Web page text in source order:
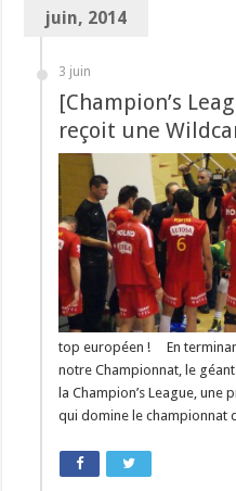
juin, 2014
3 juin
[Champion’s
reçoit une
top européen ! En
notre Championnat, le
la Champion’s League,
qui domine le championnat